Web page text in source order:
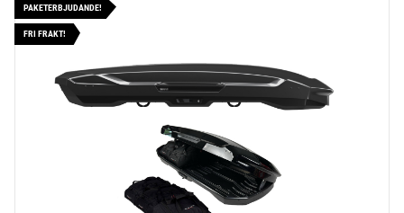
PAKETERBJUDANDE!
FRI FRAKT!